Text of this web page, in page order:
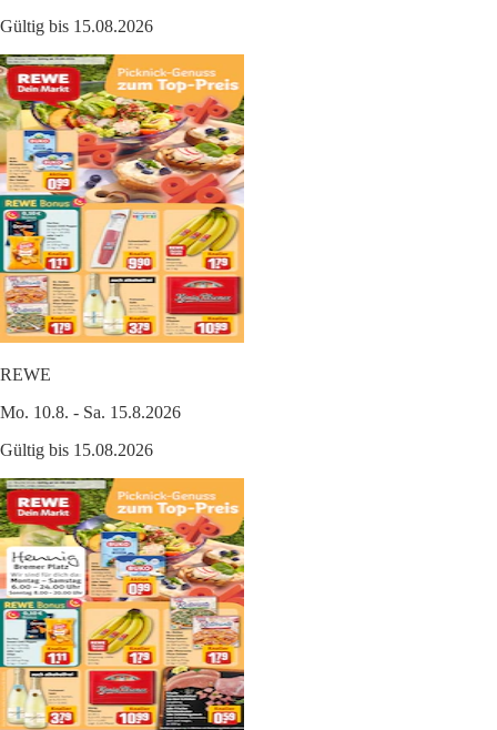
Gültig bis 15.08.2026
REWE
Mo. 10.8. - Sa. 15.8.2026
Gültig bis 15.08.2026